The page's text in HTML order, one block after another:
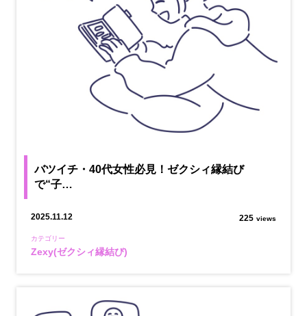
バツイチ・40代女性必見！ゼクシィ縁結び
で“子…
2025.11.12 225 views
カテゴリー
Zexy(ゼクシィ縁結び)